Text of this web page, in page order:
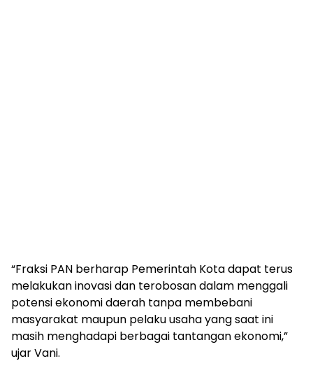
“Fraksi PAN berharap Pemerintah Kota dapat terus
melakukan inovasi dan terobosan dalam menggali
potensi ekonomi daerah tanpa membebani
masyarakat maupun pelaku usaha yang saat ini
masih menghadapi berbagai tantangan ekonomi,”
ujar Vani.